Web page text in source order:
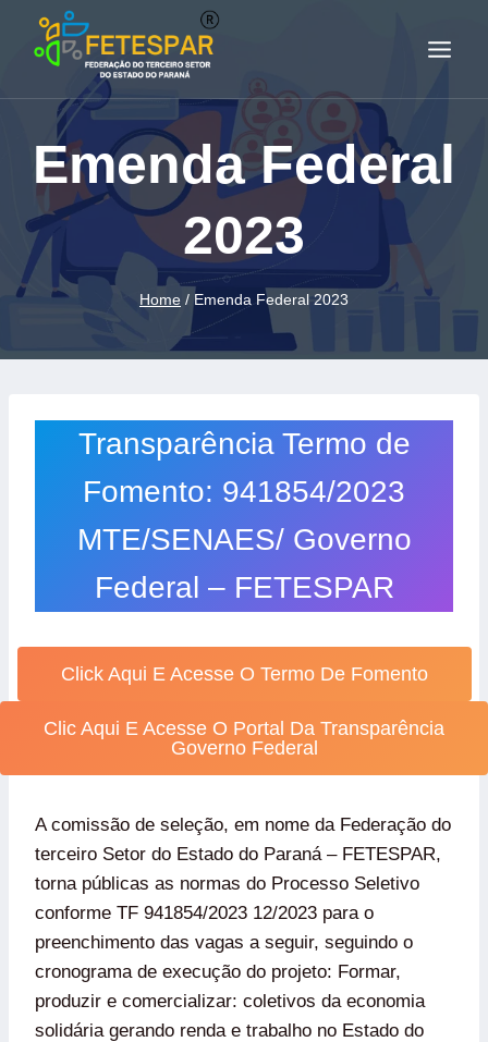
Emenda Federal
2023
Home / Emenda Federal 2023
Transparência Termo de
Fomento: 941854/2023
MTE/SENAES/ Governo
Federal – FETESPAR
Click Aqui E Acesse O Termo De Fomento
Clic Aqui E Acesse O Portal Da Transparência
Governo Federal
A comissão de seleção, em nome da Federação do
terceiro Setor do Estado do Paraná – FETESPAR,
torna públicas as normas do Processo Seletivo
conforme TF 941854/2023 12/2023 para o
preenchimento das vagas a seguir, seguindo o
cronograma de execução do projeto: Formar,
produzir e comercializar: coletivos da economia
solidária gerando renda e trabalho no Estado do